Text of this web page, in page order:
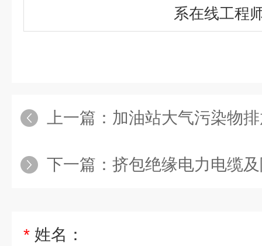
系在线工程
上一篇： 加油站大气污染物
下一篇： 挤包绝缘电力电缆
* 姓名：